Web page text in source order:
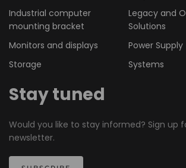
Industrial computer
mounting bracket
Legacy and
Solutions
Monitors and displays
Power Supply
Storage
Systems
Stay tuned
Would you like to stay informed? Sign up
newsletter.